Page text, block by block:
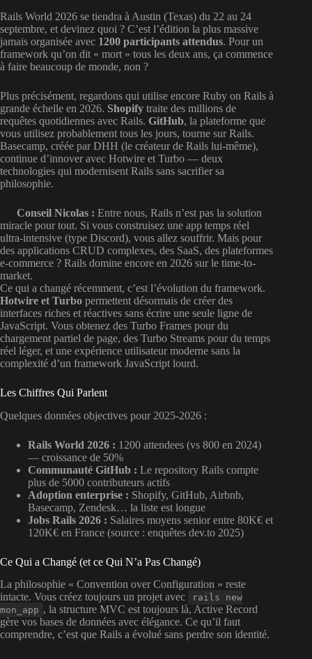
Rails World 2026 se tiendra à Austin (Texas) du 22 au 24
septembre, et devinez quoi ? C’est l’édition la plus massive
jamais organisée avec 1200 participants attendus. Pour un
framework qu’on dit « mort » tous les deux ans, ça commence
à faire beaucoup de monde, non ?
Plus précisément, regardons qui utilise encore Ruby on Rails à
grande échelle en 2026. Shopify traite des millions de
requêtes quotidiennes avec Rails. GitHub, la plateforme que
vous utilisez probablement tous les jours, tourne sur Rails.
Basecamp, créée par DHH (le créateur de Rails lui-même),
continue d’innover avec Hotwire et Turbo — deux
technologies qui modernisent Rails sans sacrifier sa
philosophie.
Conseil Nicolas : Entre nous, Rails n’est pas la solution
miracle pour tout. Si vous construisez une app temps réel
ultra-intensive (type Discord), vous allez souffrir. Mais pour
des applications CRUD complexes, des SaaS, des plateformes
e-commerce ? Rails domine encore en 2026 sur le time-to-
market.
Ce qui a changé récemment, c’est l’évolution du framework.
Hotwire et Turbo permettent désormais de créer des
interfaces riches et réactives sans écrire une seule ligne de
JavaScript. Vous obtenez des Turbo Frames pour du
chargement partiel de page, des Turbo Streams pour du temps
réel léger, et une expérience utilisateur moderne sans la
complexité d’un framework JavaScript lourd.
Les Chiffres Qui Parlent
Quelques données objectives pour 2025-2026 :
Rails World 2026 : 1200 attendees (vs 800 en 2024)
— croissance de 50%
Communauté GitHub : Le repository Rails compte
plus de 5000 contributeurs actifs
Adoption enterprise : Shopify, GitHub, Airbnb,
Basecamp, Zendesk… la liste est longue
Jobs Rails 2026 : Salaires moyens senior entre 80K€ et
120K€ en France (source : enquêtes dev.to 2025)
Ce Qui a Changé (et ce Qui N’a Pas Changé)
La philosophie « Convention over Configuration » reste
intacte. Vous créez toujours un projet avec
rails new
mon_app , la structure MVC est toujours là, Active Record
gère vos bases de données avec élégance. Ce qu’il faut
comprendre, c’est que Rails a évolué sans perdre son identité.